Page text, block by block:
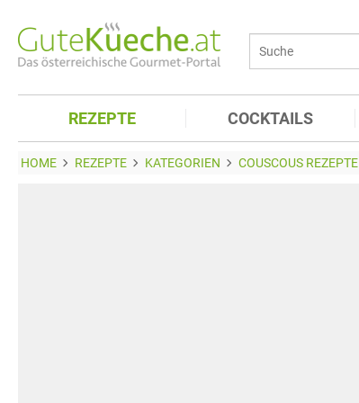
REZEPTE COCKTAILS
HOME REZEPTE KATEGORIEN COUSCOUS REZEPTE